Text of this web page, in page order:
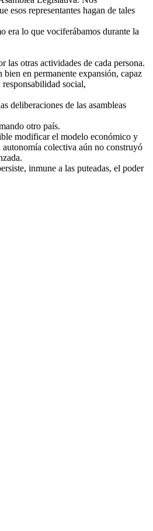
esos representantes hagan de tales
era lo que vociferábamos durante la
otras actividades de cada persona.
en permanente expansión, capaz
social,
deliberaciones de las asambleas
otro país.
modificar el modelo económico y
colectiva aún no construyó
inmune a las puteadas, el poder